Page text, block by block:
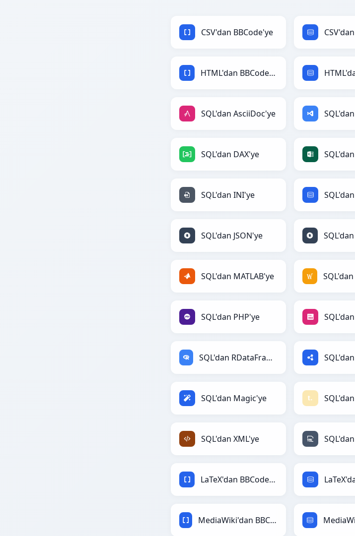
CSV'dan BBCode'ye
HTML'dan BBCode'ye
SQL'dan AsciiDoc'ye
SQL'dan DAX'ye
SQL'dan INI'ye
SQL'dan JSON'ye
SQL'dan MATLAB'ye
SQL'dan PHP'ye
SQL'dan RDataFrame'ye
SQL'dan Magic'ye
SQL'dan XML'ye
LaTeX'dan BBCode'ye
MediaWiki'dan BBCode'ye